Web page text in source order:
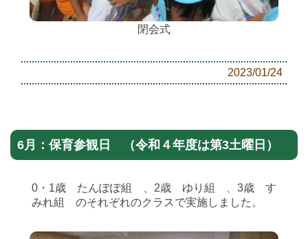
閉会式
2023/01/24
6月：保育参観日 （令和４年度は第3土曜日）
0・1歳 たんぽぽ組 、2歳 ゆり組 、3歳 す
みれ組 のそれぞれのクラスで実施しました。